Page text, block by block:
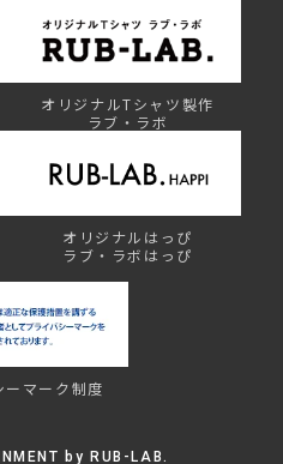
オリジナルTシャツ製作
ラブ・ラボ
オリジナルはっぴ
ラブ・ラボはっぴ
ーマーク制度
by RUB-LAB.